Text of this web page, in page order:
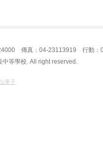
傳真：04-23113919 行動：
中等學校. All right reserved.
果子